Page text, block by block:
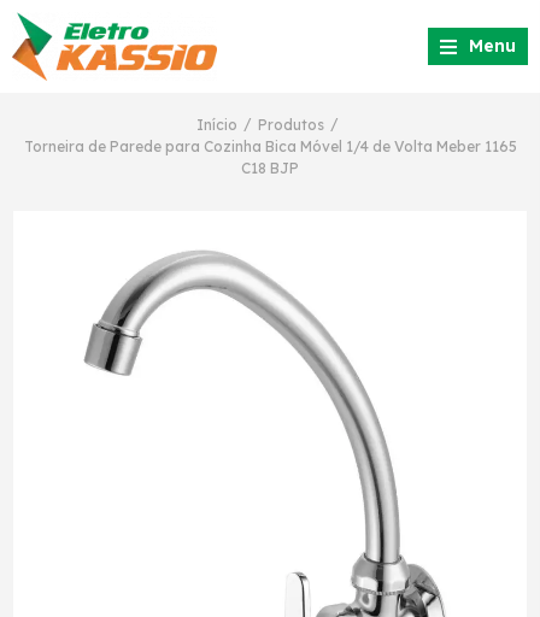
Menu
Início / Produtos /
Torneira de Parede para Cozinha Bica Móvel 1/4 de Volta Meber 1165
C18 BJP